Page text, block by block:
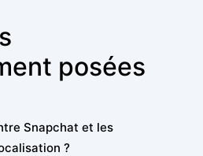
posées
Snapchat et les
?